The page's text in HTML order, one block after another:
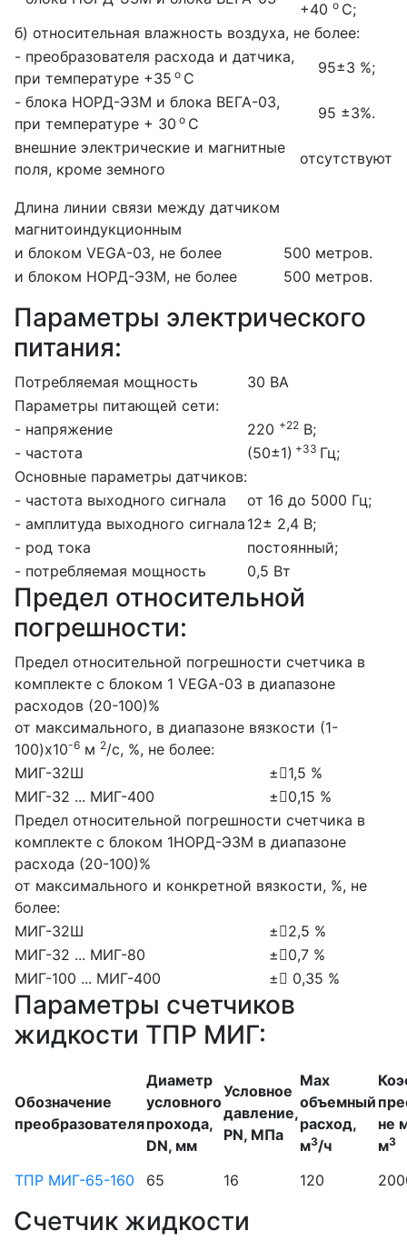
+40 о С;
б) относительная влажность воздуха, не более:
- преобразователя расхода и датчика,
при температуре +35 о С
95±3 %;
- блока НОРД-Э3М и блока ВЕГА-03,
при температуре + 30 о С
95 ±3%.
внешние электрические и магнитные
поля, кроме земного
отсутствуют
Длина линии связи между датчиком
магнитоиндукционным
и блоком VEGA-03, не более
500 метров.
и блоком НОРД-Э3М, не более
500 метров.
Параметры электрического
питания:
Потребляемая мощность
30 ВА
Параметры питающей сети:
- напряжение
220 +22 В;
- частота
(50±1) +33 Гц;
Основные параметры датчиков:
- частота выходного сигнала
от 16 до 5000 Гц;
- амплитуда выходного сигнала 12± 2,4 В;
- род тока
постоянный;
- потребляемая мощность
0,5 Вт
Предел относительной
погрешности:
Предел относительной погрешности счетчика в
комплекте с блоком 1 VEGA-03 в диапазоне
расходов (20-100)%
от максимального, в диапазоне вязкости (1-
100)х10-6 м 2/с, %, не более:
МИГ-32Ш
±1,5 %
МИГ-32 ... МИГ-400
±0,15 %
Предел относительной погрешности счетчика в
комплекте с блоком 1НОРД-ЭЗМ в диапазоне
расхода (20-100)%
от максимального и конкретной вязкости, %, не
более:
МИГ-32Ш
±2,5 %
МИГ-32 ... МИГ-80
±0,7 %
МИГ-100 ... МИГ-400
± 0,35 %
Параметры счетчиков
жидкости ТПР МИГ:
Обозначение
преобразователя
Диаметр
условного
прохода,
DN, мм
Условное
давление,
PN, МПа
Max
объемный
расход,
м3/ч
не
м3
ТПР МИГ-65-160 65 16 120
Счетчик жидкости